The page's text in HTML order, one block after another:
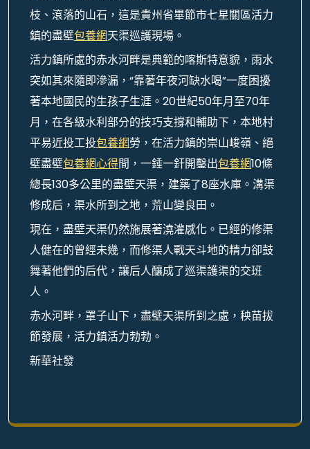
枝、滾落的山石，這是貴州省畢節市七星關區活力
鎮的盡壁包養網天渠巡護現場。
活力鎮所處的赤水河畔是典範的喀斯特意貌，雨水
突如其來隨即滲漏，“靠著年夜河缺水喝”一度困擾
著本地國民的生孩子生涯。20世紀50年月至70年
月，在各級水利部分的技巧支撐和輔助下，本地村
平易近投工投包養網勞，在活力鎮的崇山峻嶺、絕
壁盡壁包養網心得間，一錘一釬開鑿出包養網10條
總長130多公里的盡壁天渠，建築了8座水庫。溝渠
修成后，渠水所到之地，荒山變良田。
現在，盡壁天渠仍然施展著澆灌感化。已經的修渠
人健在的曾經未幾，而修渠人戰天斗地的精力卻鼓
舞著他們的后代，讓后人釀成了巡渠護渠的交班
人。
赤水河畔，罩子山下，盡壁天渠所到之處，秧苗拔
節發展，活力鎮活力勃勃。
新華社發